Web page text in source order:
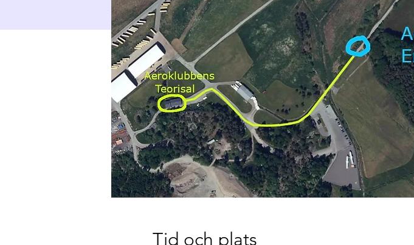
Tid och plats